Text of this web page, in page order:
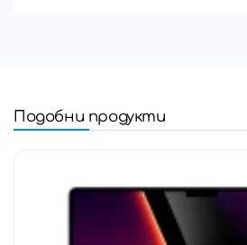
Подобни продукти